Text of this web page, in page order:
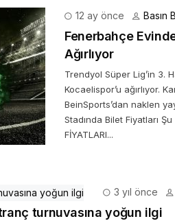
12 ay önce Basın
Fenerbahçe
Ağırlıyor
Trendyol Süper Lig’in 3.
Kocaelispor’u ağırlıyor.
BeinSports’dan naklen
Stadında Bilet Fiyatları
FİYATLARI...
3 yıl önce
turnuvasına yoğun ilgi